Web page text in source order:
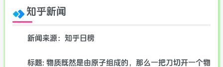
知乎新闻
新闻来源：知乎日榜
标题: 物质既然是由原子组成的，那么一把刀切开一个物